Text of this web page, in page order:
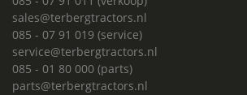
sales@terbergtractors.nl
085 - 07 91 019 (service)
service@terbergtractors.nl
085 - 01 80 000 (parts)
parts@terbergtractors.nl